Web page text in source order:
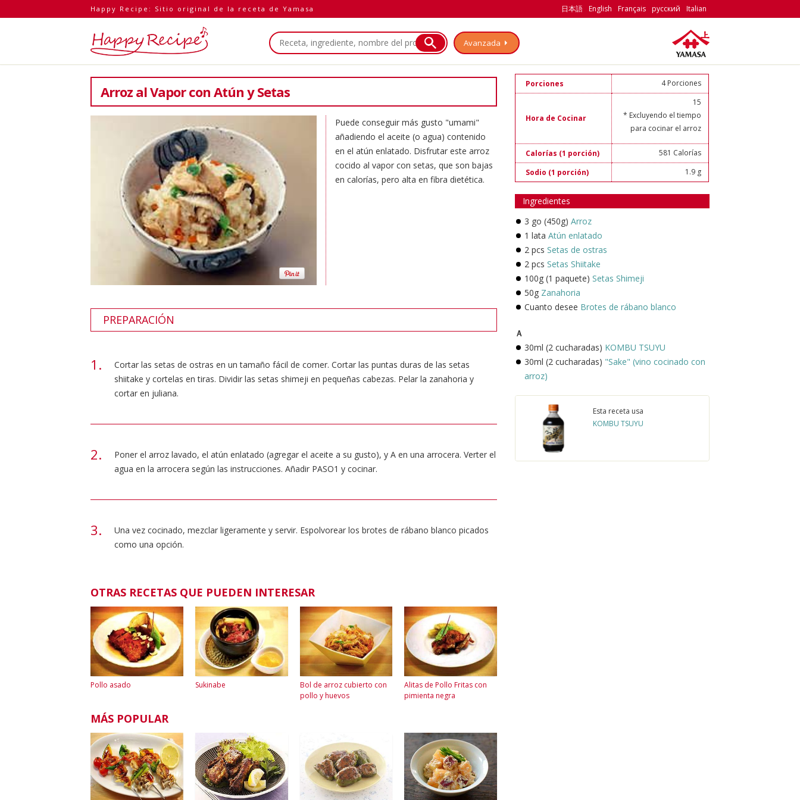
Happy Recipe: Sitio original de la receta de Yamasa 日本語 English Français русский Italian
Avanzada
Arroz al Vapor con Atún y Setas
Puede conseguir más gusto "umami"
añadiendo el aceite (o agua) contenido
en el atún enlatado. Disfrutar este arroz
cocido al vapor con setas, que son bajas
en calorías, pero alta en fibra dietética.
PREPARACIÓN
Cortar las setas de ostras en un tamaño fácil de comer. Cortar las puntas duras de las setas
shiitake y cortelas en tiras. Dividir las setas shimeji en pequeñas cabezas. Pelar la zanahoria y
cortar en juliana.
Poner el arroz lavado, el atún enlatado (agregar el aceite a su gusto), y A en una arrocera. Verter el
agua en la arrocera según las instrucciones. Añadir PASO1 y cocinar.
Una vez cocinado, mezclar ligeramente y servir. Espolvorear los brotes de rábano blanco picados
como una opción.
OTRAS RECETAS QUE PUEDEN INTERESAR
Pollo asado Sukinabe
Bol de arroz cubierto con
pollo y huevos
Alitas de Pollo Fritas con
pimienta negra
MÁS POPULAR
Porciones 4 Porciones
Hora de Cocinar
15
* Excluyendo el tiempo
para cocinar el arroz
Calorías (1 porción)
581 Calorías
Sodio (1 porción)
1.9 g
Ingredientes
3 go (450g)Arroz
1 lataAtún enlatado
2 pcsSetas de ostras
2 pcsSetas Shiitake
100g (1 paquete)Setas Shimeji
50g Zanahoria
Cuanto desee Brotes de rábano blanco
Ａ
30ml (2 cucharadas) KOMBU TSUYU
30ml (2 cucharadas) "Sake" (vino cocinado con
arroz)
Esta receta usa
KOMBU TSUYU